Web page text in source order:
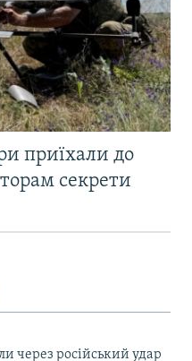
приїхали до
секрети
через російський удар